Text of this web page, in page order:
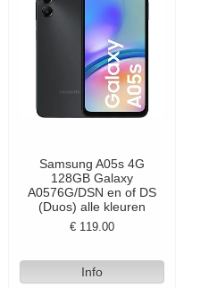
Samsung A05s 4G
128GB Galaxy
A0576G/DSN en of DS
(Duos) alle kleuren
€ 119.00